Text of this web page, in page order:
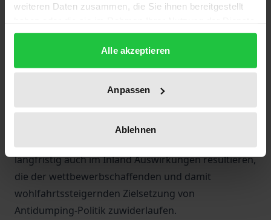
weiteren Daten zusammen, die Sie ihnen bereitgestellt
gesammelt haben.
Alle akzeptieren
Anpassen
Ablehnen
einer außenhandelstheoretischen Analyse zeigt sie
Grundsätze international zunehmend in den
Hintergrund gedrängt werden. Im Gegensatz zur
ökonomischen Rationalität behindert Antidumping-
Politik, die als handelspolitische Flankierung einer
aktiven Industriepolitik betrieben wird, die
langfristig auch im Inland Auswirkungen resultieren,
die der wettbewerbschaffenden und damit
wohlfahrtssteigernden Zielsetzung von
Antidumping-Politik zuwiderlaufen.